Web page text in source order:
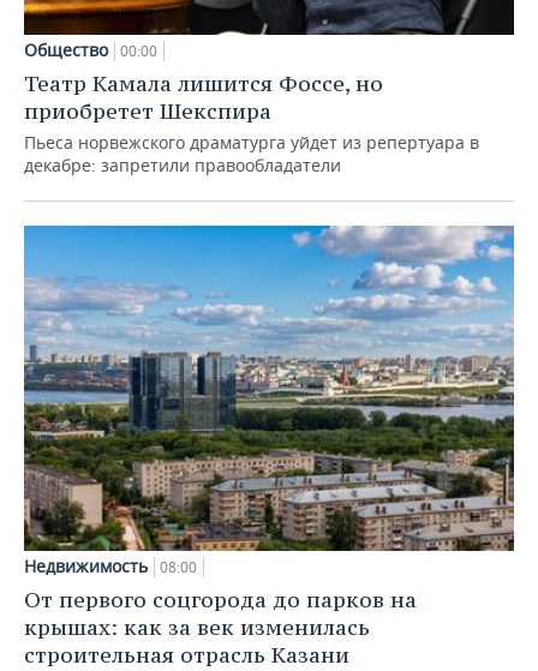
Общество 00:00
Театр Камала лишится Фоссе, но
приобретет Шекспира
Пьеса норвежского драматурга уйдет из репертуара в
декабре: запретили правообладатели
Недвижимость 08:00
От первого соцгорода до парков на
крышах: как за век изменилась
строительная отрасль Казани